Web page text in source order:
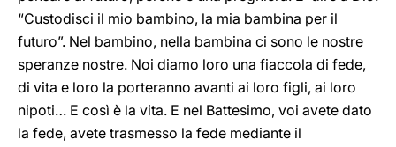
“Custodisci il mio bambino, la mia bambina per il
futuro”. Nel bambino, nella bambina ci sono le nostre
speranze nostre. Noi diamo loro una fiaccola di fede,
di vita e loro la porteranno avanti ai loro figli, ai loro
nipoti… E così è la vita. E nel Battesimo, voi avete dato
la fede, avete trasmesso la fede mediante il